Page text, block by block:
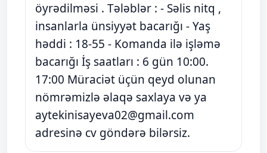
öyrədilməsi . Tələblər : - Səlis nitq ,
insanlarla ünsiyyət bacarığı - Yaş
həddi : 18-55 - Komanda ilə işləmə
bacarığı İş saatları : 6 gün 10:00.
17:00 Müraciət üçün qeyd olunan
nömrəmizlə əlaqə saxlaya və ya
aytekinisayeva02@gmail.com
adresinə cv göndərə bilərsiz.